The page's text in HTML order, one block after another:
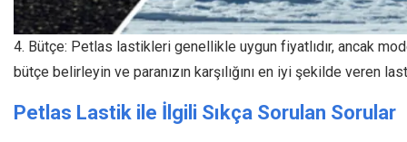
4. Bütçe: Petlas lastikleri genellikle uygun fiyatlıdır, ancak
bütçe belirleyin ve paranızın karşılığını en iyi şekilde veren
Petlas Lastik ile İlgili Sıkça Sorulan Sorular